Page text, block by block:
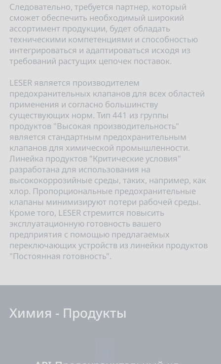
Следовательно, требуется партнер, который
сможет обеспечить необходимый широкий
ассортимент продукции, будет обладать
техническими компетенциями и способностью
интегрироваться и адаптироваться исходя из
требований растущих цепочек поставок.
LESER является производителем
предохранительных клапанов для всех областей
применения и согласно большинству
существующих норм. Тип 441 из группы
продуктов "Высокая производительность"
является стандартным предохранительным
клапанов для химической промышленности.
Линейка продуктов "Критические условия"
разработана для использования на
высококоррозийные среды, таких, например, как
хлор. Пропорциональные предохранительные
клапаны минимизируют потери рабочей среды.
Кроме того, LESER стремится повысить
эксплуатационную готовность вашего
предприятия с помощью предлагаемых
переключающих устройств из линейки продуктов
"Постоянная готовность".
Химия - Продукты